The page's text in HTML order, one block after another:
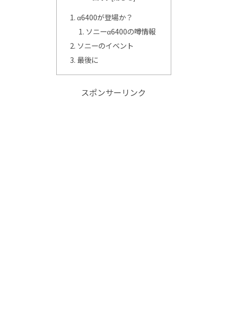
α6400が登場か？
ソニーα6400の噂情報
ソニーのイベント
最後に
スポンサーリンク